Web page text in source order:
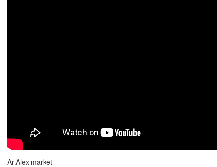
ArtAlex market